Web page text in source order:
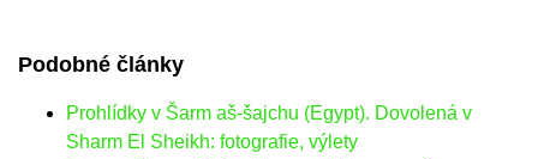
Podobné články
Prohlídky v Šarm aš-šajchu (Egypt). Dovolená v
Sharm El Sheikh: fotografie, výlety